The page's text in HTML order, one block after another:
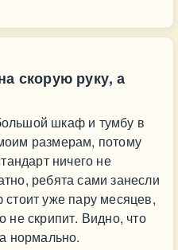
скорую руку, а
шкаф и тумбу в
размерам, потому
ничего не
ребята сами занесли
уже пару месяцев,
не скрипит. Видно, что
нормально.